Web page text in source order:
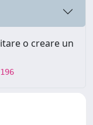
o creare un